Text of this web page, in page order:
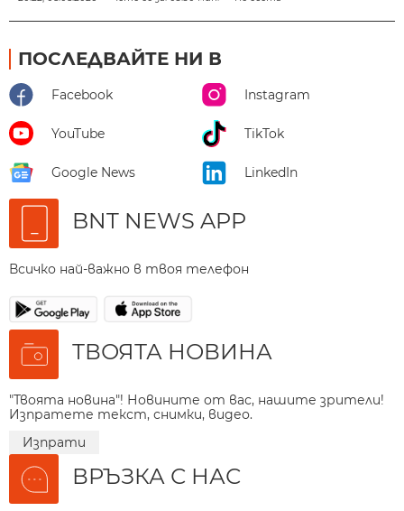
ПОСЛЕДВАЙТЕ НИ В
Facebook Instagram
YouTube TikTok
Google News LinkedIn
BNT NEWS APP
Всичко най-важно в твоя телефон
ТВОЯТА НОВИНА
"Твоята новина"! Новините от вас, нашите зрители!
Изпратете текст, снимки, видео.
Изпрати
ВРЪЗКА С НАС